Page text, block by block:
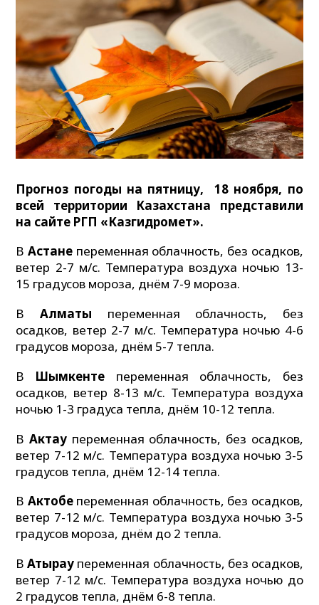
Прогноз погоды на пятницу, 18 ноября, по
всей территории Казахстана представили
на сайте РГП «Казгидромет».
ВАстане переменная облачность, без осадков,
ветер 2-7 м/с. Температура воздуха ночью 13-
15 градусов мороза, днём 7-9 мороза.
В Алматы переменная облачность, без
осадков, ветер 2-7 м/с. Температура ночью 4-6
градусов мороза, днём 5-7 тепла.
В Шымкентепеременная облачность, без
осадков, ветер 8-13 м/с. Температура воздуха
ночью 1-3 градуса тепла, днём 10-12 тепла.
ВАктау переменная облачность, без осадков,
ветер 7-12 м/с. Температура воздуха ночью 3-5
градусов тепла, днём 12-14 тепла.
В Актобепеременная облачность, без осадков,
ветер 7-12 м/с. Температура воздуха ночью 3-5
градусов мороза, днём до 2 тепла.
ВАтырау переменная облачность, без осадков,
ветер 7-12 м/с. Температура воздуха ночью до
2 градусов тепла, днём 6-8 тепла.